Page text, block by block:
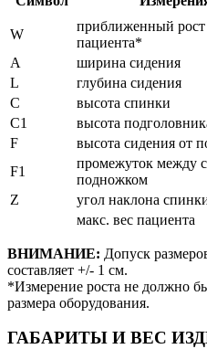
W
приближенный рост
пациента*
A
ширина сидения
L
глубина сидения
C
высота спинки
C1
высота
F
высота сидения от
F1
промежуток между
подножком
Z
угол наклона
макс. вес пациента
ВНИМАНИЕ: Допуск
составляет +/- 1 см.
*Измерение роста не должно
размера оборудования.
ГАБАРИТЫ И ВЕС